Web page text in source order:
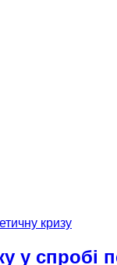
спробі